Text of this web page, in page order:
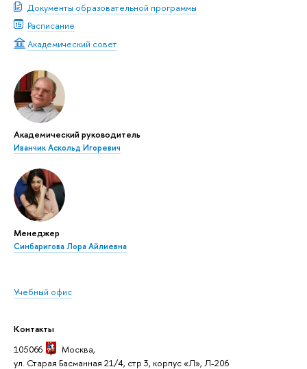
Документы образовательной программы
Расписание
Академический совет
Академический руководитель
Иванчик Аскольд Игоревич
Менеджер
Синбаригова Лора Айлиевна
Учебный офис
Контакты
105066
Москва,
ул. Старая Басманная 21/4, стр 3, корпус «Л», Л-206